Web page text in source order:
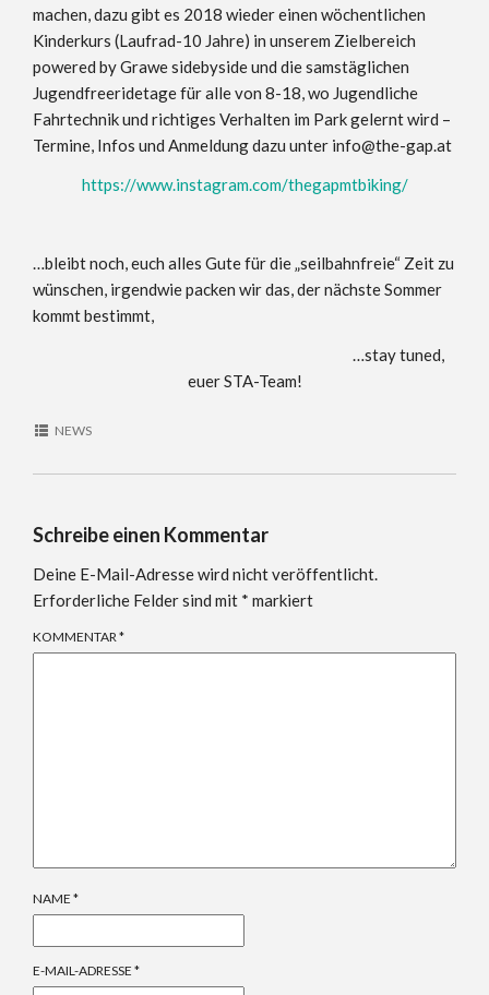
machen, dazu gibt es 2018 wieder einen wöchentlichen
Kinderkurs (Laufrad-10 Jahre) in unserem Zielbereich
powered by Grawe sidebyside und die samstäglichen
Jugendfreeridetage für alle von 8-18, wo Jugendliche
Fahrtechnik und richtiges Verhalten im Park gelernt wird –
Termine, Infos und Anmeldung dazu unter info@the-gap.at
https://www.instagram.com/thegapmtbiking/
…bleibt noch, euch alles Gute für die „seilbahnfreie“ Zeit zu
wünschen, irgendwie packen wir das, der nächste Sommer
kommt bestimmt,
…stay tuned,
euer STA-Team!
NEWS
Schreibe einen Kommentar
Deine E-Mail-Adresse wird nicht veröffentlicht.
Erforderliche Felder sind mit * markiert
KOMMENTAR*
NAME *
E-MAIL-ADRESSE *